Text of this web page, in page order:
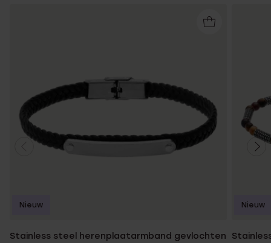
Stainless steel herenplaatarmband gevlochten
Nieuw Nieuw